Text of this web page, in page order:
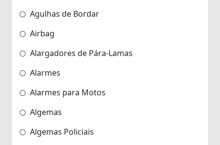
Agulhas de Bordar
Airbag
Alargadores de Pára-Lamas
Alarmes
Alarmes para Motos
Algemas
Algemas Policiais